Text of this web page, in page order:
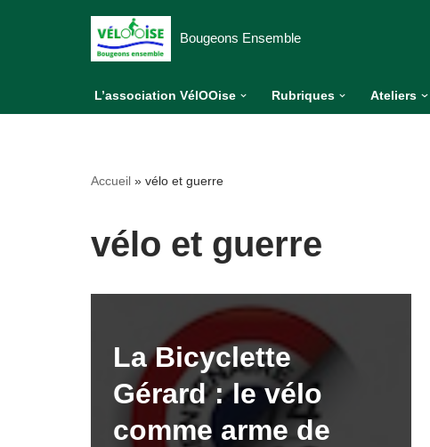
Bougeons Ensemble
L’association VélOOise Rubriques Ateliers
Accueil » vélo et guerre
vélo et guerre
La Bicyclette
Gérard : le vélo
comme arme de